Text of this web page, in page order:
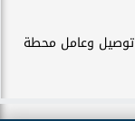
توصيل وعامل محطة